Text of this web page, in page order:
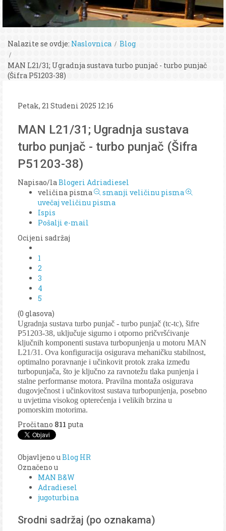
Nalazite se ovdje: Naslovnica Blog
MAN L21/31; Ugradnja sustava turbo punjač - turbo punjač
(Šifra P51203-38)
Petak, 21 Studeni 2025 12:16
MAN L21/31; Ugradnja sustava
turbo punjač - turbo punjač (Šifra
P51203-38)
Napisao/la Blogeri Adriadiesel
veličina pisma
smanji veličinu pisma
uvečaj veličinu pisma
Ispis
Pošalji e-mail
Ocijeni sadržaj
1
2
3
4
5
(0 glasova)
Ugradnja sustava turbo punjač - turbo punjač (tc-tc), šifre
P51203-38, uključuje sigurno i otporno pričvršćivanje
ključnih komponenti sustava turbopunjenja u motoru MAN
L21/31. Ova konfiguracija osigurava mehaničku stabilnost,
optimalno poravnanje i učinkovit protok zraka između
turbopunjača, što je ključno za ravnotežu tlaka punjenja i
stalne performanse motora. Pravilna montaža osigurava
dugovječnost i učinkovitost sustava turbopunjenja, posebno
u uvjetima visokog opterećenja i velikih brzina u
pomorskim motorima.
Pročitano 811 puta
Objavljeno uBlog HR
Označeno u
MAN B&W
Adradiesel
jugoturbina
Srodni sadržaj (po oznakama)